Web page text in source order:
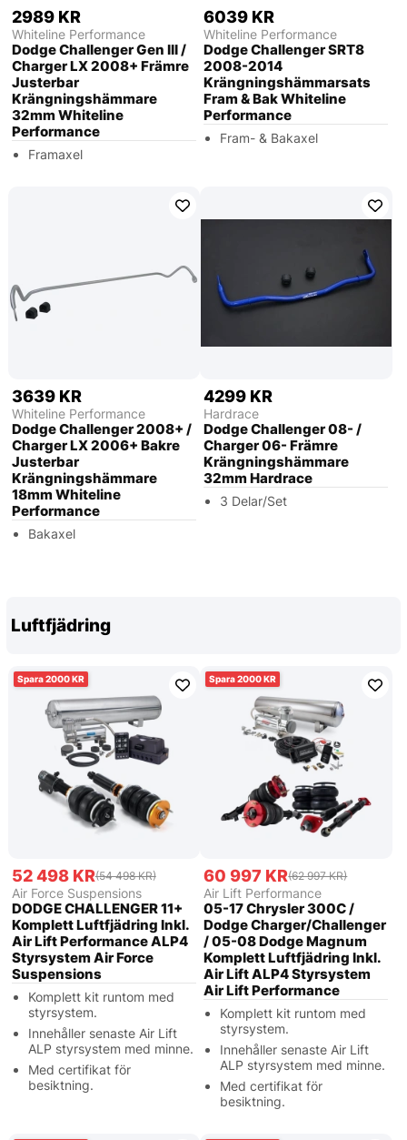
2989 KR
Whiteline Performance
Dodge Challenger Gen III /
Charger LX 2008+ Främre
Justerbar
Krängningshämmare
32mm Whiteline
Performance
Framaxel
6039 KR
Whiteline Performance
Dodge Challenger SRT8
2008-2014
Krängningshämmarsats
Fram & Bak Whiteline
Performance
Fram- & Bakaxel
3639 KR
Whiteline Performance
Dodge Challenger 2008+ /
Charger LX 2006+ Bakre
Justerbar
Krängningshämmare
18mm Whiteline
Performance
Bakaxel
4299 KR
Hardrace
Dodge Challenger 08- /
Charger 06- Främre
Krängningshämmare
32mm Hardrace
3 Delar/Set
Luftfjädring
2000
52 498 KR(54 498 KR)
Air Force Suspensions
DODGE CHALLENGER 11+
Komplett Luftfjädring Inkl.
Air Lift Performance ALP4
Styrsystem Air Force
Suspensions
Komplett kit runtom med
styrsystem.
Innehåller senaste Air Lift
ALP styrsystem med minne.
Med certifikat för
besiktning.
2000
60 997 KR(62 997 KR)
Air Lift Performance
05-17 Chrysler 300C /
Dodge Charger/Challenger
/ 05-08 Dodge Magnum
Komplett Luftfjädring Inkl.
Air Lift ALP4 Styrsystem
Air Lift Performance
Komplett kit runtom med
styrsystem.
Innehåller senaste Air Lift
ALP styrsystem med minne.
Med certifikat för
besiktning.